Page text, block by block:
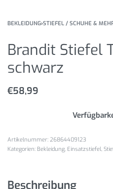
BEKLEIDUNG›STIEFEL / SCHUHE &
Brandit Stiefel
schwarz
€58,99
26864409123
Kategorien: Bekleidung, Einsatzstiefel,
Beschreibung